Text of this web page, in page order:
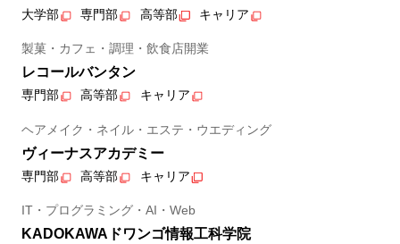
大学部 専門部 高等部 キャリア
製菓・カフェ・調理・飲食店開業
レコールバンタン
専門部 高等部 キャリア
ヘアメイク・ネイル・エステ・ウエディング
ヴィーナスアカデミー
専門部 高等部 キャリア
IT・プログラミング・AI・Web
KADOKAWAドワンゴ情報工科学院